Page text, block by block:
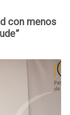
con menos